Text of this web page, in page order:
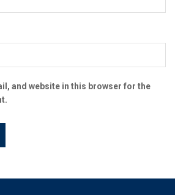
and website in this browser for the